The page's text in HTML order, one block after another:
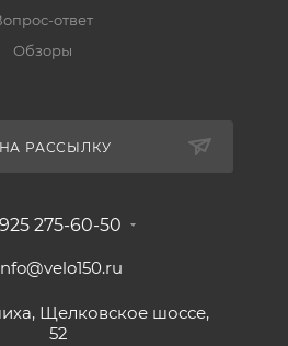
ответ
Обзоры
РАССЫЛКУ
275-60-50
Щелковское шоссе,
52